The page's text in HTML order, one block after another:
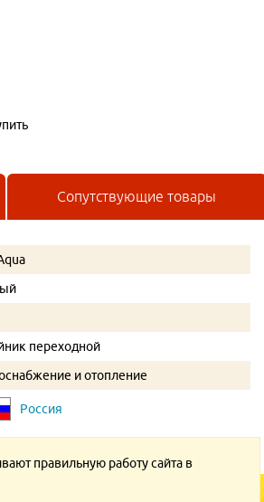
Сопутствующие товары
переходной
и отопление
Россия
правильную работу сайта в